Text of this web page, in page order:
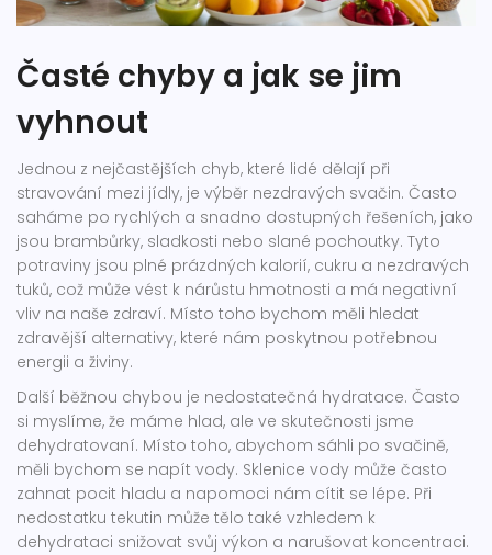
Časté chyby a jak se jim
vyhnout
Jednou z nejčastějších chyb, které lidé dělají při
stravování mezi jídly, je výběr nezdravých svačin. Často
saháme po rychlých a snadno dostupných řešeních, jako
jsou brambůrky, sladkosti nebo slané pochoutky. Tyto
potraviny jsou plné prázdných kalorií, cukru a nezdravých
tuků, což může vést k nárůstu hmotnosti a má negativní
vliv na naše zdraví. Místo toho bychom měli hledat
zdravější alternativy, které nám poskytnou potřebnou
energii a živiny.
Další běžnou chybou je nedostatečná hydratace. Často
si myslíme, že máme hlad, ale ve skutečnosti jsme
dehydratovaní. Místo toho, abychom sáhli po svačině,
měli bychom se napít vody. Sklenice vody může často
zahnat pocit hladu a napomoci nám cítit se lépe. Při
nedostatku tekutin může tělo také vzhledem k
dehydrataci snižovat svůj výkon a narušovat koncentraci.